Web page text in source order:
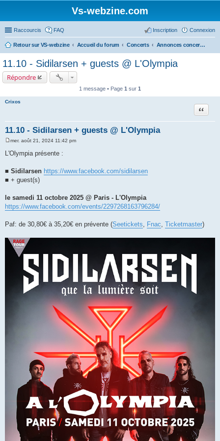
Vs-webzine.com
Raccourcis FAQ Connexion
Inscription
Retour sur VS-webzine Accueil du forum Concerts Annonces concerts - Paris et Région parisienne
11.10 - Sidilarsen + guests @ L'Olympia
Répondre
1 message • Page 1 sur 1
Crixos
11.10 - Sidilarsen + guests @ L'Olympia
Citer
e
s
a
g
e
mer. août 21, 2024 11:42 pm
L'Olympia présente :
■ Sidilarsen https://www.facebook.com/sidilarsen
■ + guest(s)
le samedi 11 octobre 2025 @ Paris - L'Olympia
https://www.facebook.com/events/2297268163796284/
Paf: de 30,80€ à 35,20€ en prévente (Seetickets, Fnac, Ticketmaster)